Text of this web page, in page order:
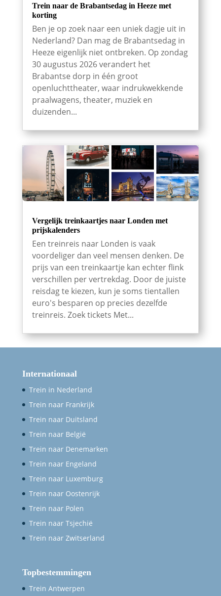
Trein naar de Brabantsedag in Heeze met
korting
Ben je op zoek naar een uniek dagje uit in
Nederland? Dan mag de Brabantsedag in
Heeze eigenlijk niet ontbreken. Op zondag
30 augustus 2026 verandert het
Brabantse dorp in één groot
openluchttheater, waar indrukwekkende
praalwagens, theater, muziek en
duizenden...
Vergelijk treinkaartjes naar Londen met
prijskalenders
Een treinreis naar Londen is vaak
voordeliger dan veel mensen denken. De
prijs van een treinkaartje kan echter flink
verschillen per vertrekdag. Door de juiste
reisdag te kiezen, kun je soms tientallen
euro's besparen op precies dezelfde
treinreis. Zoek tickets Met...
Internationaal
Trein in Nederland
Trein naar Frankrijk
Trein naar Duitsland
Trein naar België
Trein naar Denemarken
Trein naar Engeland
Trein naar Luxemburg
Trein naar Oostenrijk
Trein naar Polen
Trein naar Tsjechië
Trein naar Zwitserland
Topbestemmingen
Trein Antwerpen